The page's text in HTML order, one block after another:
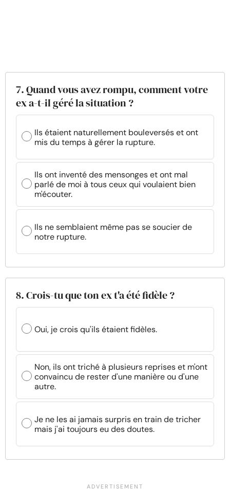
7. Quand vous avez rompu, comment votre
ex a-t-il géré la situation ?
Ils étaient naturellement bouleversés et ont
mis du temps à gérer la rupture.
Ils ont inventé des mensonges et ont mal
parlé de moi à tous ceux qui voulaient bien
m'écouter.
Ils ne semblaient même pas se soucier de
notre rupture.
8. Crois-tu que ton ex t'a été fidèle ?
Oui, je crois qu'ils étaient fidèles.
Non, ils ont triché à plusieurs reprises et m'ont
convaincu de rester d'une manière ou d'une
autre.
Je ne les ai jamais surpris en train de tricher
mais j'ai toujours eu des doutes.